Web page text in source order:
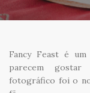
Fancy Feast é
parecem
fotográfico foi o